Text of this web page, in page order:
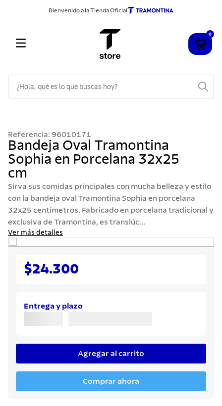
Bienvenido a la Tienda Oficial
0
Referencia: 96010171
Bandeja Oval Tramontina
Sophia en Porcelana 32x25
cm
Sirva sus comidas principales con mucha belleza y estilo
con la bandeja oval Tramontina Sophia en porcelana
32x25 centímetros. Fabricado en porcelana tradicional y
exclusiva de Tramontina, es translúc...
Ver más detalles
$24.300
Entrega y plazo
Agregar al carrito
Comprar ahora
2.
sarten
3.
cubiertos
4.
.
acero inoxidable
6.
grano
442
8.
solar
cuchillo